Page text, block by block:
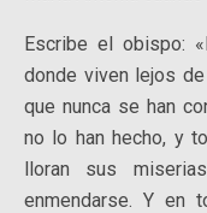
Escribe el obispo:
donde viven lejos
que nunca se han
no lo han hecho, y
lloran sus
enmendarse. Y en